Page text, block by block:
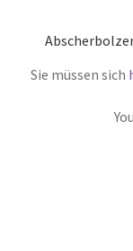
Sie müssen sich